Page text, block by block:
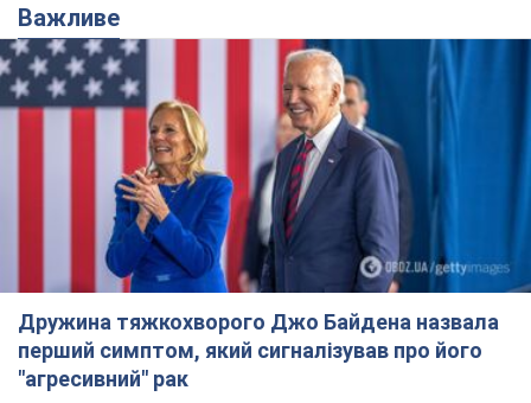
Важливе
Дружина тяжкохворого Джо Байдена назвала
перший симптом, який сигналізував про його
"агресивний" рак